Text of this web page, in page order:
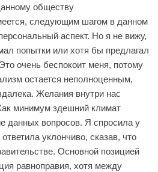
обществу
следующим шагом в данном
аспект. Но я не вижу,
попытки или хотя бы предлагал
очень беспокоит меня, потому
остается неполноценным,
Желания внутри нас
минимум здешний климат
данных вопросов. Я спросила у
уклончиво, сказав, что
Основной позицией
равноправия, хотя между